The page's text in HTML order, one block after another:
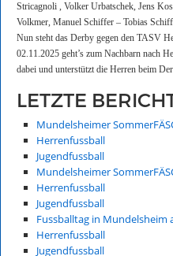
Stricagnoli , Volker Urbatschek, Jens
Volkmer, Manuel Schiffer – Tobias
Nun steht das Derby gegen den TASV
02.11.2025 geht’s zum Nachbarn nach
dabei und unterstützt die Herren beim
LETZTE
Mundelsheimer
Herrenfussball
Jugendfussball
Mundelsheimer
Herrenfussball
Jugendfussball
Fussballtag in Mundelsheim
Herrenfussball
Jugendfussball